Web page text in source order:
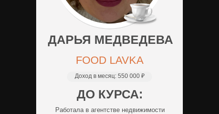
ДАРЬЯ МЕДВЕДЕВА
Доход в месяц: 550 000 ₽
ДО КУРСА:
Работала в агентстве недвижимости
FOOD LAVKA